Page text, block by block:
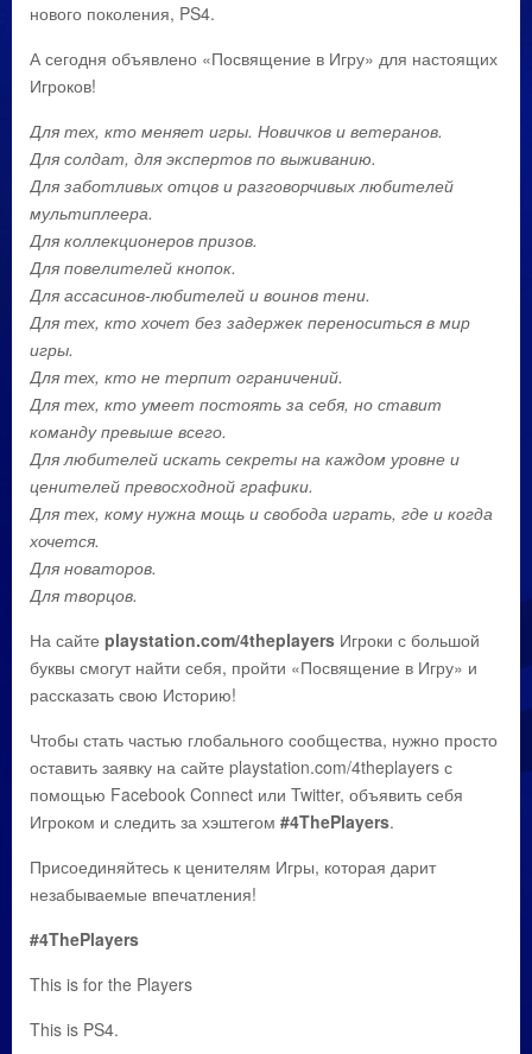
нового поколения, PS4.
А сегодня объявлено «Посвящение в Игру» для настоящих
Игроков!
Для тех, кто меняет игры. Новичков и ветеранов.
Для солдат, для экспертов по выживанию.
Для заботливых отцов и разговорчивых любителей
мультиплеера.
Для коллекционеров призов.
Для повелителей кнопок.
Для ассасинов-любителей и воинов тени.
Для тех, кто хочет без задержек переноситься в мир
игры.
Для тех, кто не терпит ограничений.
Для тех, кто умеет постоять за себя, но ставит
команду превыше всего.
Для любителей искать секреты на каждом уровне и
ценителей превосходной графики.
Для тех, кому нужна мощь и свобода играть, где и когда
хочется.
Для новаторов.
Для творцов.
На сайте playstation.com/4theplayers Игроки с большой
буквы смогут найти себя, пройти «Посвящение в Игру» и
рассказать свою Историю!
Чтобы стать частью глобального сообщества, нужно просто
оставить заявку на сайте playstation.com/4theplayers с
помощью Facebook Connect или Twitter, объявить себя
Игроком и следить за хэштегом #4ThePlayers.
Присоединяйтесь к ценителям Игры, которая дарит
незабываемые впечатления!
#4ThePlayers
This is for the Players
This is PS4.